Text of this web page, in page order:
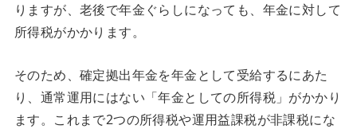
りますが、老後で年金ぐらしになっても、年金に対して
所得税がかかります。
そのため、確定拠出年金を年金として受給するにあた
り、通常運用にはない「年金としての所得税」がかかり
ます。これまで2つの所得税や運用益課税が非課税にな